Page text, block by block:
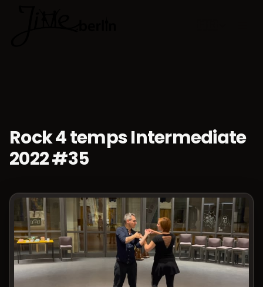
Rock 4 temps Intermediate
2022 #35